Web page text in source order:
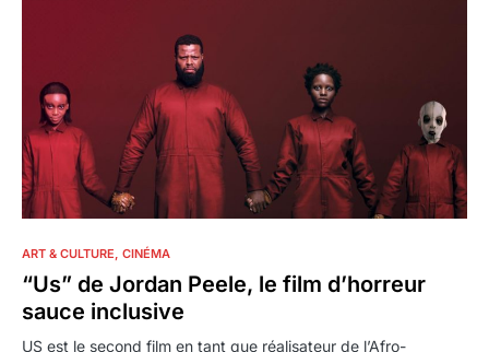
ART & CULTURE CINÉMA
“Us” de Jordan Peele, le film d’horreur
sauce inclusive
US est le second film en tant que réalisateur de l’Afro-